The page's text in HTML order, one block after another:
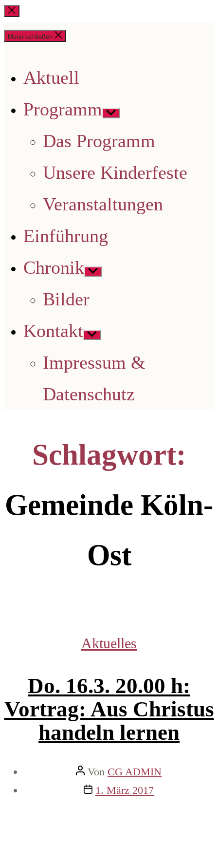
nach:
Suche
schließen
Menü schließen
Aktuell
Programm
Untermenü
anzeigen
Das Programm
Unsere Kinderfeste
Veranstaltungen
Einführung
Chronik Untermenü
anzeigen
Bilder
Kontakt Untermenü
anzeigen
Impressum &
Datenschutz
Schlagwort:
Gemeinde Köln-
Ost
Kategorien
Aktuelles
Do. 16.3. 20.00 h:
Vortrag: Aus Christus
handeln lernen
Beitragsautor
Von CG ADMIN
Veröffentlichungsdatum
1. März 2017